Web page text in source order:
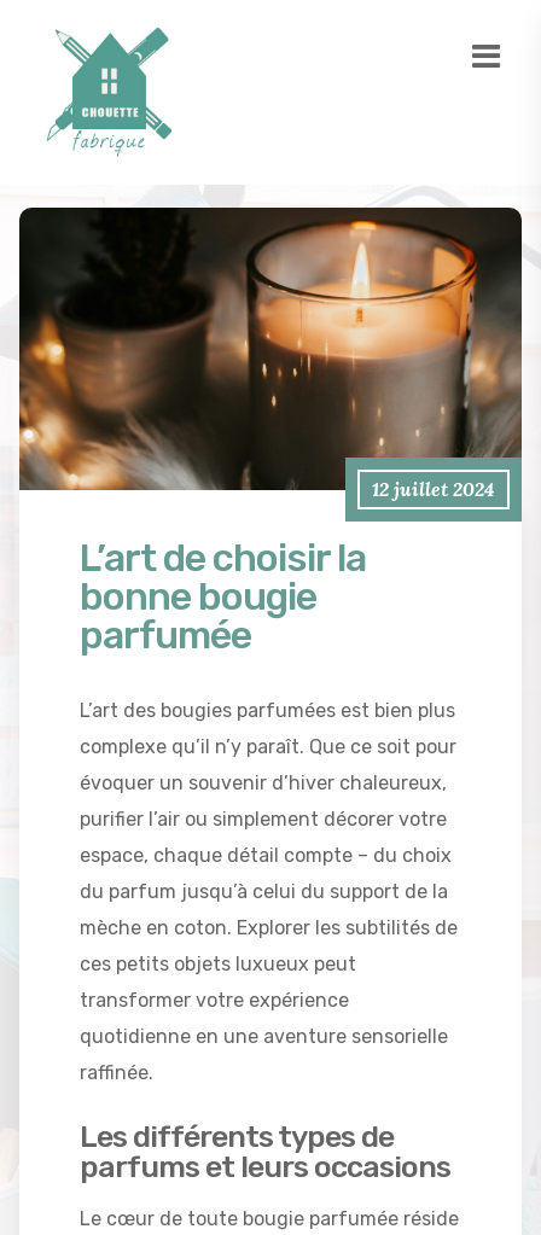
12 juillet 2024
L’art de choisir la
bonne bougie
parfumée
L’art des bougies parfumées est bien plus
complexe qu’il n’y paraît. Que ce soit pour
évoquer un souvenir d’hiver chaleureux,
purifier l’air ou simplement décorer votre
espace, chaque détail compte – du choix
du parfum jusqu’à celui du support de la
mèche en coton. Explorer les subtilités de
ces petits objets luxueux peut
transformer votre expérience
quotidienne en une aventure sensorielle
raffinée.
Les différents types de
parfums et leurs occasions
Le cœur de toute bougie parfumée réside